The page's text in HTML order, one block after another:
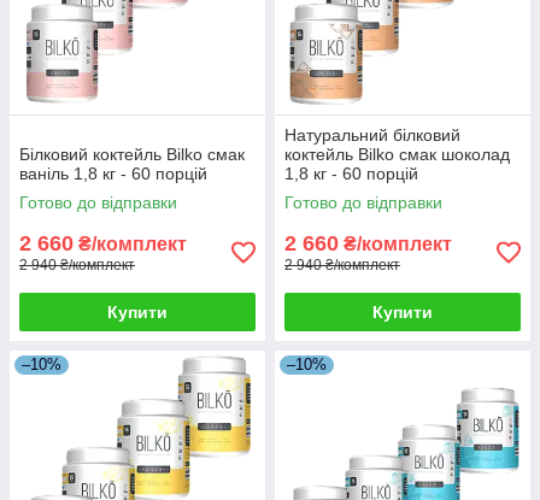
Білковий коктейль Bilko смак
ваніль 1,8 кг - 60 порцій
Готово до відправки
2 660 ₴/комплект
2 940 ₴/комплект
Купити
Натуральний білковий
коктейль Bilko смак шоколад
1,8 кг - 60 порцій
Готово до відправки
2 660 ₴/комплект
2 940 ₴/комплект
Купити
–10% –10%